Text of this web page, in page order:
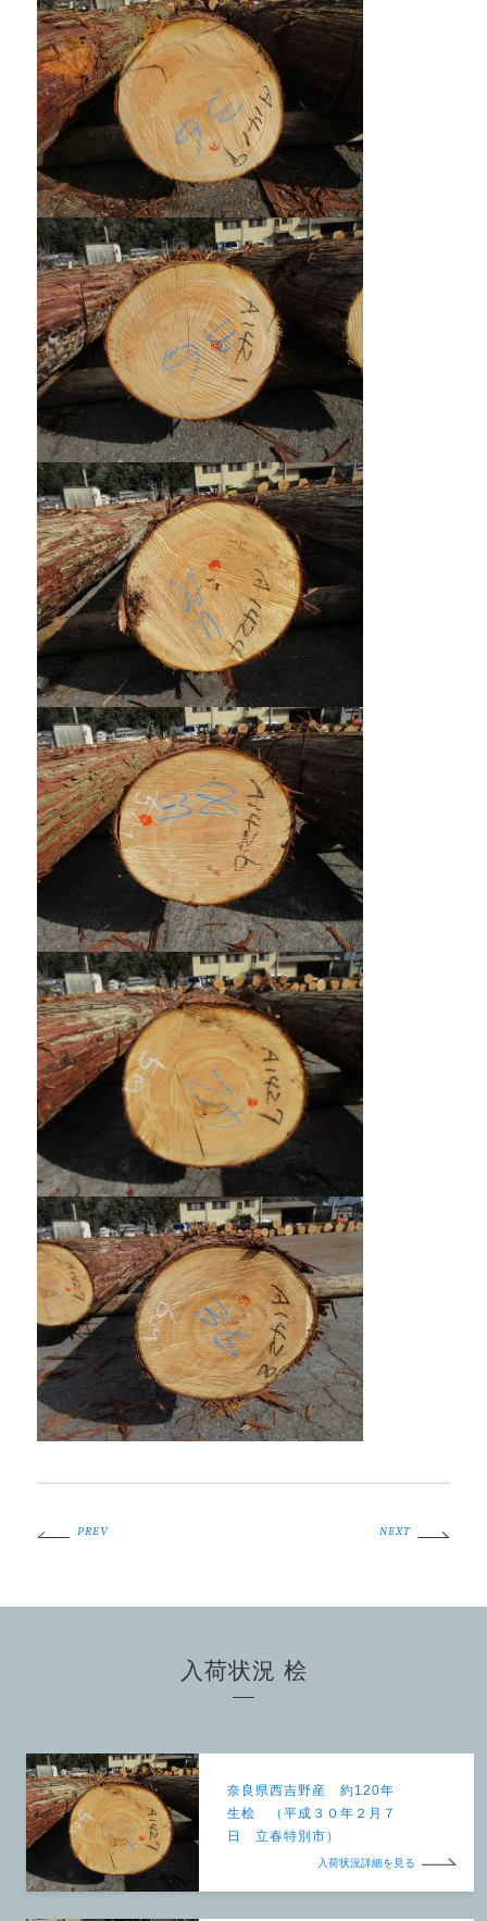
PREV NEXT
入荷状況 桧
奈良県西吉野産 約120年
生桧 （平成３０年２月７
日 立春特別市）
入荷状況詳細を見る